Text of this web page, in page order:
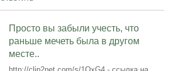
Просто вы забыли учесть, что
раньше мечеть была в другом
месте..